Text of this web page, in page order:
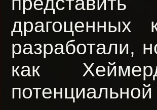
разработали,
как